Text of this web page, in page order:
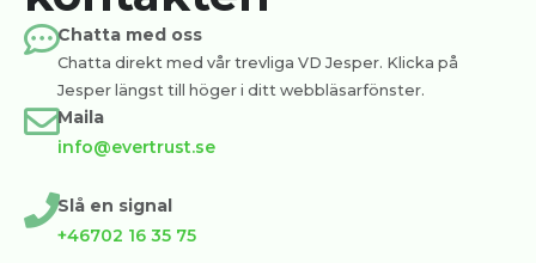
Chatta med oss
Chatta direkt med vår trevliga VD Jesper. Klicka på
Jesper längst till höger i ditt webbläsarfönster.
Maila
info@evertrust.se
Slå en signal
+46702 16 35 75